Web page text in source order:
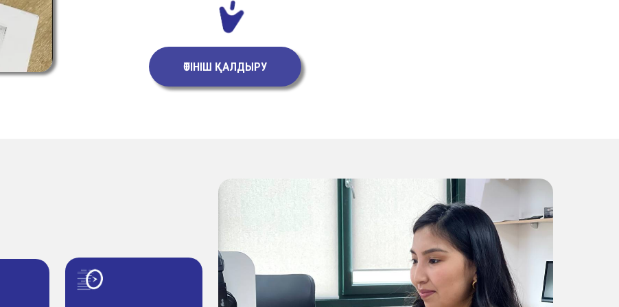
ӨТІНІШ ҚАЛДЫРУ